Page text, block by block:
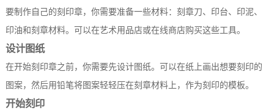
要制作自己的刻印章，你需要准备一些材料：刻章刀、印台、印泥、
印油和刻章材料。可以在艺术用品店或在线商店购买这些工具。
设计图纸
在开始刻印章之前，你需要先设计图纸。可以在纸上画出想要刻印的
图案，然后用铅笔将图案轻轻压在刻章材料上，作为刻印的模板。
开始刻印